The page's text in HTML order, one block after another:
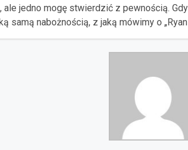
ale jedno mogę stwierdzić z pewnością.
samą nabożnością, z jaką mówimy o